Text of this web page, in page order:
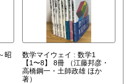
昭
数学マイウェイ : 数学1
【1〜8】 8冊
（江藤邦彦・
高橋鋼一・土師政雄 ほか
著）